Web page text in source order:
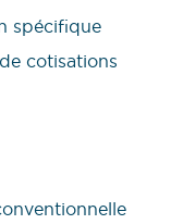
spécifique
cotisations